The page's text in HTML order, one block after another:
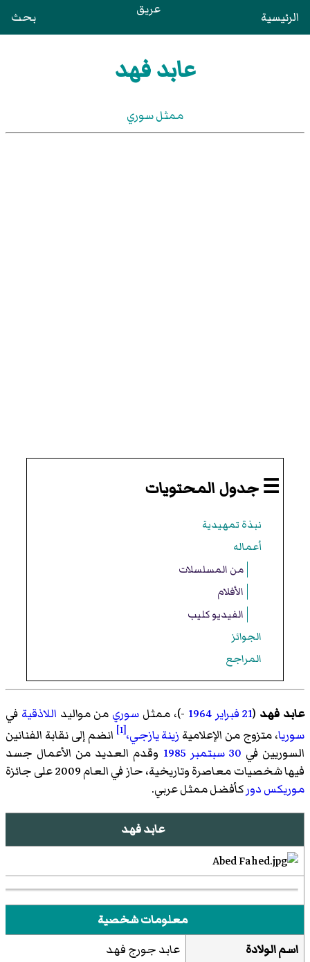
الرئيسية عريق بحث
عابد فهد
ممثل سوري
☰ جدول المحتويات
نبذة تمهيدية
أعماله
من المسلسلات
الأفلام
الفيديو كليب
الجوائز
المراجع
عابد فهد (21 فبراير 1964 -)، ممثل سوري من مواليد اللاذقية في
سوريا، متزوج من الإعلامية زينة يازجي،[1]
انضم إلى نقابة الفنانين
السوريين في 30 سبتمبر 1985 وقدم العديد من الأعمال جسد
فيها شخصيات معاصرة وتاريخية، حاز في العام 2009 على جائزة
موريكس دوركأفضل ممثل عربي.
عابد فهد
معلومات شخصية
اسم الولادة
عابد جورج فهد